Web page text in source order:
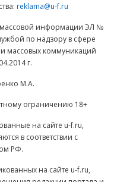
reklama@u-f.ru
массовой информации ЭЛ №
по надзору в сфере
массовых коммуникаций
г.
М.А.
ограничению 18+
на сайте u-f.ru,
в соответствии с
РФ.
на сайте u-f.ru,